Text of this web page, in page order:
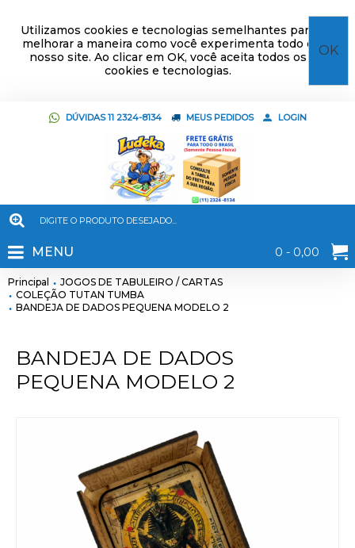
Utilizamos cookies e tecnologias semelhantes para
melhorar a maneira como você experimenta todo o
nosso site. Ao clicar em OK, você aceita todos os
cookies e tecnologias.
OK
DÚVIDAS 11 2324-8134 MEUS PEDIDOS LOGIN
0 - 0,00
MENU
Principal
JOGOS DE TABULEIRO / CARTAS
COLEÇÃO TUTAN TUMBA
BANDEJA DE DADOS PEQUENA MODELO 2
BANDEJA DE DADOS
PEQUENA MODELO 2